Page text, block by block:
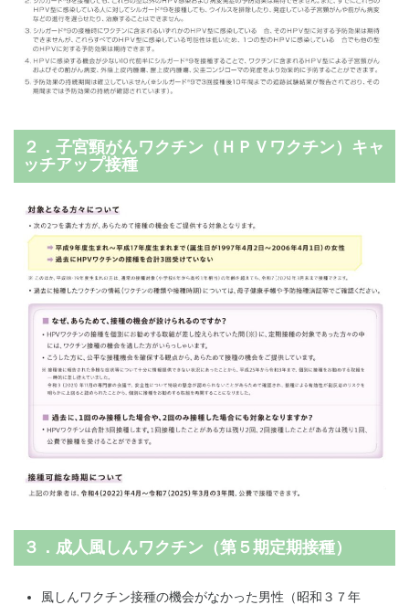
２．子宮頸がんワクチン（ＨＰＶワクチン）キャ
ッチアップ接種
３．成人風しんワクチン（第５期定期接種）
風しんワクチン接種の機会がなかった男性（昭和３７年